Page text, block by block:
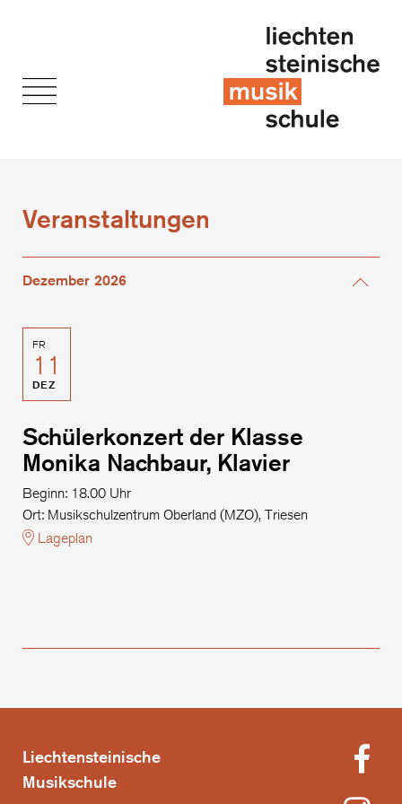
Veranstaltungen
Dezember 2026
FR
11
DEZ
Schülerkonzert der Klasse
Monika Nachbaur, Klavier
Beginn: 18.00 Uhr
Ort: Musikschulzentrum Oberland (MZO), Triesen
Lageplan
Liechtensteinische
Musikschule